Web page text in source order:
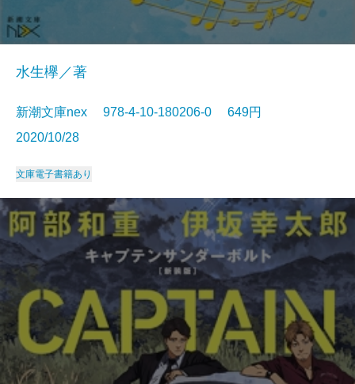
水生欅／著
新潮文庫nex 978-4-10-180206-0 649円
2020/10/28
文庫電子書籍あり